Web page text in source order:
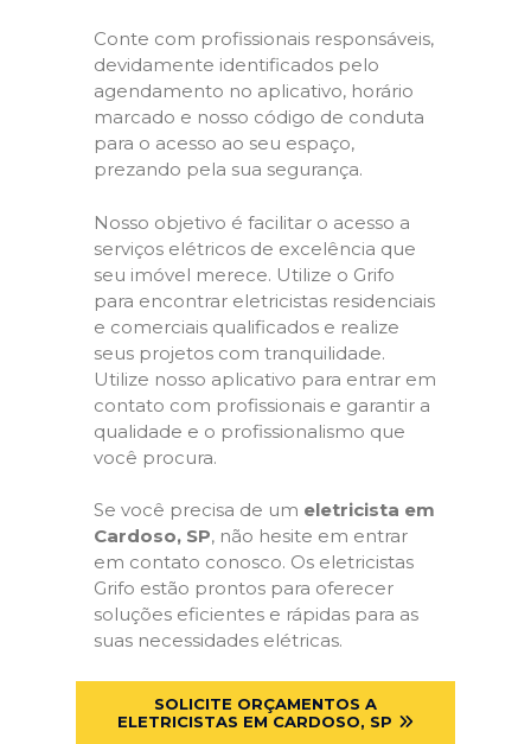
Conte com profissionais responsáveis,
devidamente identificados pelo
agendamento no aplicativo, horário
marcado e nosso código de conduta
para o acesso ao seu espaço,
prezando pela sua segurança.
Nosso objetivo é facilitar o acesso a
serviços elétricos de excelência que
seu imóvel merece. Utilize o Grifo
para encontrar eletricistas residenciais
e comerciais qualificados e realize
seus projetos com tranquilidade.
Utilize nosso aplicativo para entrar em
contato com profissionais e garantir a
qualidade e o profissionalismo que
você procura.
Se você precisa de um eletricista em
Cardoso, SP, não hesite em entrar
em contato conosco. Os eletricistas
Grifo estão prontos para oferecer
soluções eficientes e rápidas para as
suas necessidades elétricas.
SOLICITE ORÇAMENTOS A
ELETRICISTAS EM CARDOSO, SP